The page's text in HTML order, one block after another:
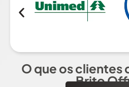
O que os clientes
Brito